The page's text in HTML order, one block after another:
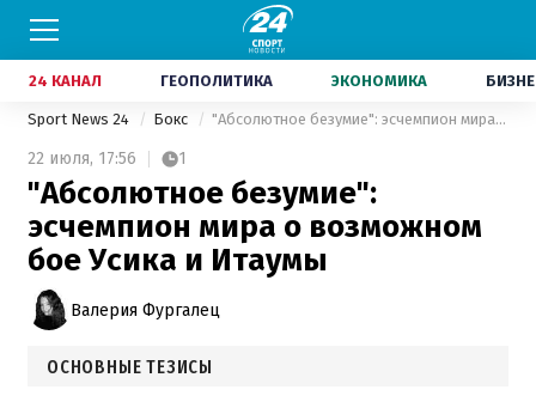
24 КАНАЛ ГЕОПОЛИТИКА ЭКОНОМИКА
Sport News 24 Бокс "Абсолютное безумие": эсчемпион мира о возможном бое Усика и Итаумы
22 июля, 17:56 1
"Абсолютное безумие":
эсчемпион мира о возможном
бое Усика и Итаумы
Валерия Фургалец
ОСНОВНЫЕ ТЕЗИСЫ